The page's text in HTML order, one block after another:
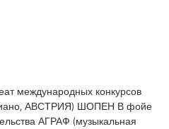
международных конкурсов
АВСТРИЯ) ШОПЕН В фойе
АГРАФ (музыкальная